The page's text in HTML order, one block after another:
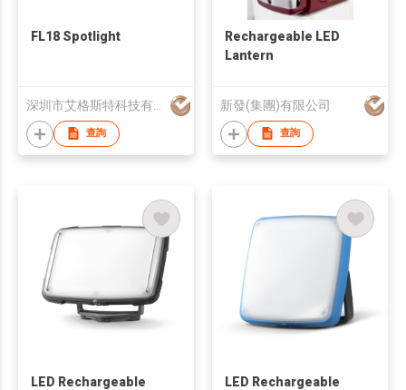
FL18 Spotlight
查詢
Rechargeable LED
Lantern
新發(集團)有限公司
查詢
LED Rechargeable
LED Rechargeable